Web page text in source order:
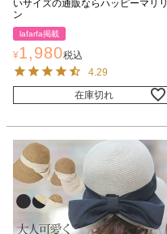
いサイズの通販ならハッピーマリリ
ン
lafarfa掲載
¥1,980税込
4.29
在庫切れ